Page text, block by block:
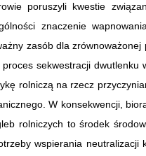
poruszyli kwestie
znaczenie
zasób dla
sekwestracji dwutlenku
rolniczą na rzecz
W konsekwencji,
rolniczych to środek
wspierania neutralizacji